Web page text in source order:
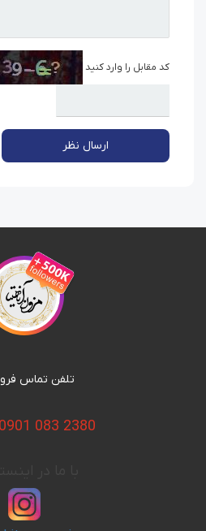
کد مقابل را وارد کنید
ارسال نظر
تلفن تماس
0901 083 2380